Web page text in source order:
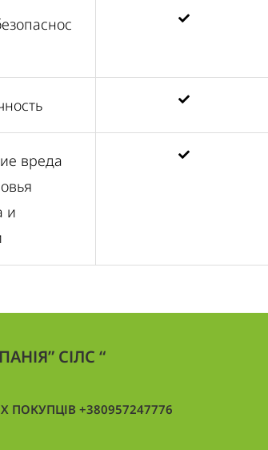
вреда
и
СІЛС “
ПОКУПЦІВ +380957247776